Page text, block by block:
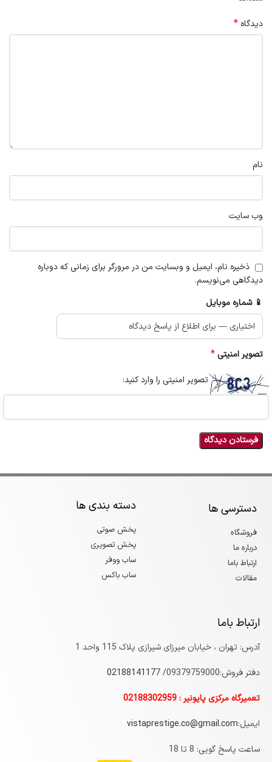
دیدگاه *
نام
وب‌ سایت
ذخیره نام، ایمیل و وبسایت من در مرورگر برای زمانی که دوباره
دیدگاهی می‌نویسم.
📱 شماره موبایل
تصویر امنیتی*
تصویر امنیتی را وارد کنید:
دسترسی ها
فروشگاه
درباره ما
ارتباط باما
مقالات
دسته بندی ها
پخش صوتی
پخش تصویری
ساب ووفر
ساب باکس
ارتباط باما
آدرس: تهران ، خیابان میرزای شیرازی پلاک 115 واحد 1
دفتر فروش:09379759000/
02188141177
تعمیرگاه مرکزی پایونیر : 02188302959
ایمیل:vistaprestige.co@gmail.com
ساعت پاسخ گویی: 8 تا 18